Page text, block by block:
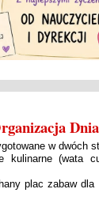
w dwóch
kulinarne (wata
plac zabaw